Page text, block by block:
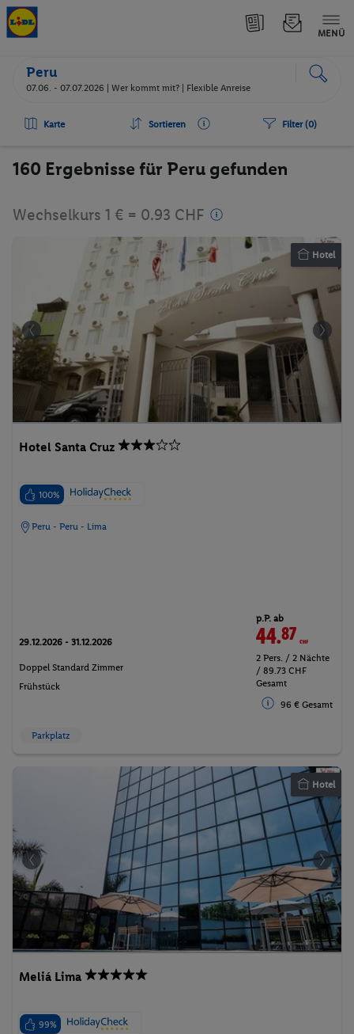
MENÜ
Peru
07.06. - 07.07.2026 | Wer kommt mit? | Flexible Anreise
Karte Sortieren Filter (0)
160 Ergebnisse für Peru gefunden
Wechselkurs 1 € = 0.93 CHF
Hotel
Hotel Santa Cruz
100%
Peru - Peru - Lima
29.12.2026 - 31.12.2026
Doppel Standard Zimmer
Frühstück
p.P. ab
44.87CHF
2 Pers. / 2 Nächte
/ 89.73 CHF
Gesamt
96 € Gesamt
Parkplatz
Hotel
Meliá Lima
99%